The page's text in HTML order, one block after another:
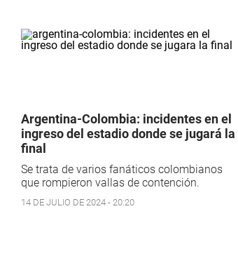
Argentina-Colombia: incidentes en el
ingreso del estadio donde se jugará la
final
Se trata de varios fanáticos colombianos
que rompieron vallas de contención.
14 DE JULIO DE 2024 - 20:20